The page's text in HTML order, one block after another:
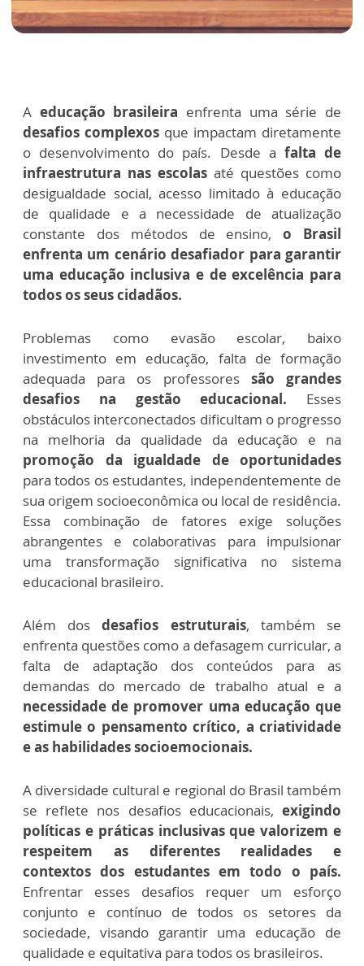
A educação brasileira enfrenta uma série de
desafios complexos que impactam diretamente
o desenvolvimento do país. Desde a falta de
infraestrutura nas escolas até questões como
desigualdade social, acesso limitado à educação
de qualidade e a necessidade de atualização
constante dos métodos de ensino, o Brasil
enfrenta um cenário desafiador para garantir
uma educação inclusiva e de excelência para
todos os seus cidadãos.
Problemas como evasão escolar, baixo
investimento em educação, falta de formação
adequada para os professores são grandes
desafios na gestão educacional. Esses
obstáculos interconectados dificultam o progresso
na melhoria da qualidade da educação e na
promoção da igualdade de oportunidades
para todos os estudantes, independentemente de
sua origem socioeconômica ou local de residência.
Essa combinação de fatores exige soluções
abrangentes e colaborativas para impulsionar
uma transformação significativa no sistema
educacional brasileiro.
Além dosdesafios estruturais, também se
enfrenta questões como a defasagem curricular, a
falta de adaptação dos conteúdos para as
demandas do mercado de trabalho atual e a
necessidade de promover uma educação que
estimule o pensamento crítico, a criatividade
e as habilidades socioemocionais.
A diversidade cultural e regional do Brasil também
se reflete nos desafios educacionais, exigindo
políticas e práticas inclusivas que valorizem e
respeitem as diferentes realidades e
contextos dos estudantes em todo o país.
Enfrentar esses desafios requer um esforço
conjunto e contínuo de todos os setores da
sociedade, visando garantir uma educação de
qualidade e equitativa para todos os brasileiros.